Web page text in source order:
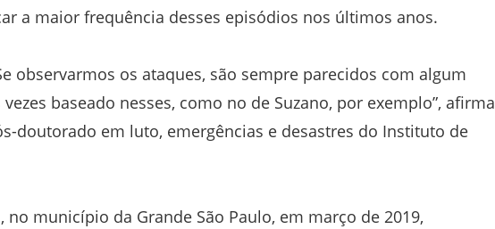
a maior frequência desses episódios nos últimos anos.
observarmos os ataques, são sempre parecidos com algum
baseado nesses, como no de Suzano, por exemplo”, afirma
doutorado em luto, emergências e desastres do Instituto de
no município da Grande São Paulo, em março de 2019,